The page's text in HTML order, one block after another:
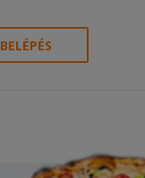
BELÉPÉS